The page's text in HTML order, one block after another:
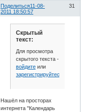
Поделиться 31
11-08-
2011 18:50:57
Скрытый
текст:
Для просмотра
скрытого текста -
войдитеили
зарегистрируйтесь
Нашёл на просторах
интернета "Календарь